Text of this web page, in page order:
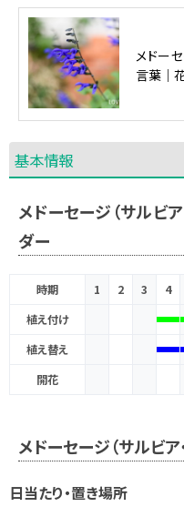
メドー
言葉｜
基本情報
メドーセージ（サルビ
ダー
時期 1 2 3 4
植え付け
植え替え
開花
メドーセージ（サルビ
日当たり・置き場所